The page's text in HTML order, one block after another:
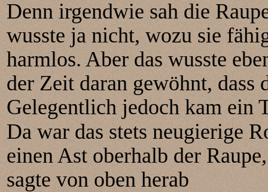
Denn irgendwie sah die
wusste ja nicht, wozu sie
harmlos. Aber das wusste
der Zeit daran gewöhnt, dass
Gelegentlich jedoch kam ein
Da war das stets neugierige
einen Ast oberhalb der
sagte von oben herab